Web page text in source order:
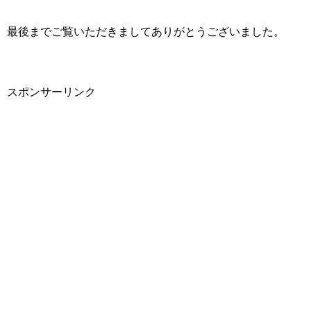
最後までご覧いただきましてありがとうございました。
スポンサーリンク